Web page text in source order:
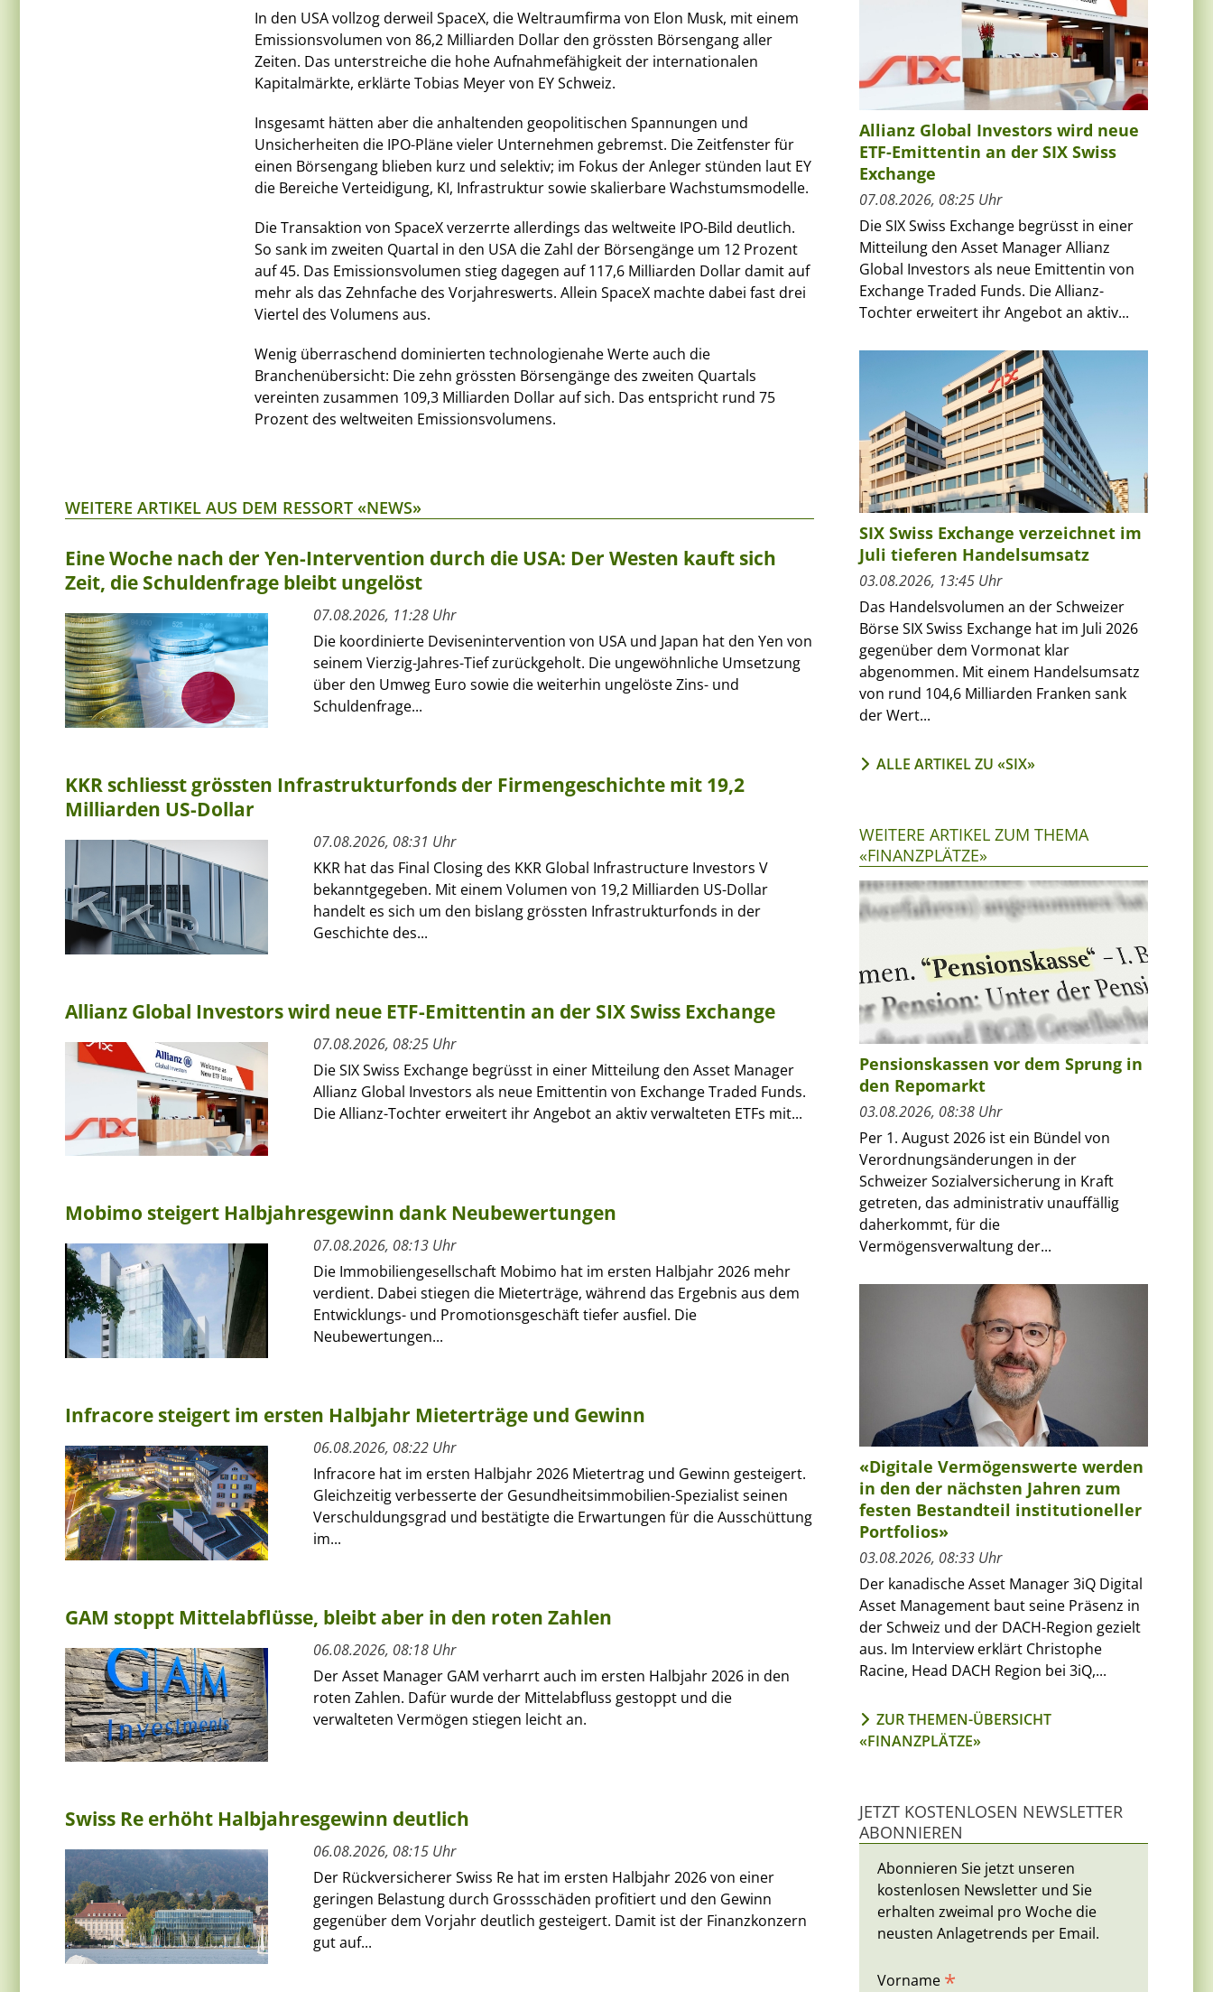
In den USA vollzog derweil SpaceX, die Weltraumfirma von Elon Musk, mit einem
Emissionsvolumen von 86,2 Milliarden Dollar den grössten Börsengang aller
Zeiten. Das unterstreiche die hohe Aufnahmefähigkeit der internationalen
Kapitalmärkte, erklärte Tobias Meyer von EY Schweiz.
Insgesamt hätten aber die anhaltenden geopolitischen Spannungen und
Unsicherheiten die IPO-Pläne vieler Unternehmen gebremst. Die Zeitfenster für
einen Börsengang blieben kurz und selektiv; im Fokus der Anleger stünden laut EY
die Bereiche Verteidigung, KI, Infrastruktur sowie skalierbare Wachstumsmodelle.
Die Transaktion von SpaceX verzerrte allerdings das weltweite IPO-Bild deutlich.
So sank im zweiten Quartal in den USA die Zahl der Börsengänge um 12 Prozent
auf 45. Das Emissionsvolumen stieg dagegen auf 117,6 Milliarden Dollar damit auf
mehr als das Zehnfache des Vorjahreswerts. Allein SpaceX machte dabei fast drei
Viertel des Volumens aus.
Wenig überraschend dominierten technologienahe Werte auch die
Branchenübersicht: Die zehn grössten Börsengänge des zweiten Quartals
vereinten zusammen 109,3 Milliarden Dollar auf sich. Das entspricht rund 75
Prozent des weltweiten Emissionsvolumens.
WEITERE ARTIKEL AUS DEM RESSORT «NEWS»
Eine Woche nach der Yen-Intervention durch die USA: Der Westen kauft sich
Zeit, die Schuldenfrage bleibt ungelöst
07.08.2026, 11:28 Uhr
Die koordinierte Devisenintervention von USA und Japan hat den Yen von
seinem Vierzig-Jahres-Tief zurückgeholt. Die ungewöhnliche Umsetzung
über den Umweg Euro sowie die weiterhin ungelöste Zins- und
Schuldenfrage...
KKR schliesst grössten Infrastrukturfonds der Firmengeschichte mit 19,2
Milliarden US-Dollar
07.08.2026, 08:31 Uhr
KKR hat das Final Closing des KKR Global Infrastructure Investors V
bekanntgegeben. Mit einem Volumen von 19,2 Milliarden US-Dollar
handelt es sich um den bislang grössten Infrastrukturfonds in der
Geschichte des...
Allianz Global Investors wird neue ETF-Emittentin an der SIX Swiss Exchange
07.08.2026, 08:25 Uhr
Die SIX Swiss Exchange begrüsst in einer Mitteilung den Asset Manager
Allianz Global Investors als neue Emittentin von Exchange Traded Funds.
Die Allianz-Tochter erweitert ihr Angebot an aktiv verwalteten ETFs mit...
Mobimo steigert Halbjahresgewinn dank Neubewertungen
07.08.2026, 08:13 Uhr
Die Immobiliengesellschaft Mobimo hat im ersten Halbjahr 2026 mehr
verdient. Dabei stiegen die Mieterträge, während das Ergebnis aus dem
Entwicklungs- und Promotionsgeschäft tiefer ausfiel. Die
Neubewertungen...
Infracore steigert im ersten Halbjahr Mieterträge und Gewinn
06.08.2026, 08:22 Uhr
Infracore hat im ersten Halbjahr 2026 Mietertrag und Gewinn gesteigert.
Gleichzeitig verbesserte der Gesundheitsimmobilien-Spezialist seinen
Verschuldungsgrad und bestätigte die Erwartungen für die Ausschüttung
im...
GAM stoppt Mittelabflüsse, bleibt aber in den roten Zahlen
06.08.2026, 08:18 Uhr
Der Asset Manager GAM verharrt auch im ersten Halbjahr 2026 in den
roten Zahlen. Dafür wurde der Mittelabfluss gestoppt und die
verwalteten Vermögen stiegen leicht an.
Swiss Re erhöht Halbjahresgewinn deutlich
06.08.2026, 08:15 Uhr
Der Rückversicherer Swiss Re hat im ersten Halbjahr 2026 von einer
geringen Belastung durch Grossschäden profitiert und den Gewinn
gegenüber dem Vorjahr deutlich gesteigert. Damit ist der Finanzkonzern
gut auf...
Allianz Global Investors wird neue
ETF-Emittentin an der SIX Swiss
Exchange
07.08.2026, 08:25 Uhr
Die SIX Swiss Exchange begrüsst in einer
Mitteilung den Asset Manager Allianz
Global Investors als neue Emittentin von
Exchange Traded Funds. Die Allianz-
Tochter erweitert ihr Angebot an aktiv...
SIX Swiss Exchange verzeichnet im
Juli tieferen Handelsumsatz
03.08.2026, 13:45 Uhr
Das Handelsvolumen an der Schweizer
Börse SIX Swiss Exchange hat im Juli 2026
gegenüber dem Vormonat klar
abgenommen. Mit einem Handelsumsatz
von rund 104,6 Milliarden Franken sank
der Wert...
ALLE ARTIKEL ZU «SIX»
WEITERE ARTIKEL ZUM THEMA
«FINANZPLÄTZE»
Pensionskassen vor dem Sprung in
den Repomarkt
03.08.2026, 08:38 Uhr
Per 1. August 2026 ist ein Bündel von
Verordnungsänderungen in der
Schweizer Sozialversicherung in Kraft
getreten, das administrativ unauffällig
daherkommt, für die
Vermögensverwaltung der...
«Digitale Vermögenswerte werden
in den der nächsten Jahren zum
festen Bestandteil institutioneller
Portfolios»
03.08.2026, 08:33 Uhr
Der kanadische Asset Manager 3iQ Digital
Asset Management baut seine Präsenz in
der Schweiz und der DACH-Region gezielt
aus. Im Interview erklärt Christophe
Racine, Head DACH Region bei 3iQ,...
ZUR THEMEN-ÜBERSICHT
«FINANZPLÄTZE»
JETZT KOSTENLOSEN NEWSLETTER
ABONNIEREN
Abonnieren Sie jetzt unseren
kostenlosen Newsletter und Sie
erhalten zweimal pro Woche die
neusten Anlagetrends per Email.
Vorname *